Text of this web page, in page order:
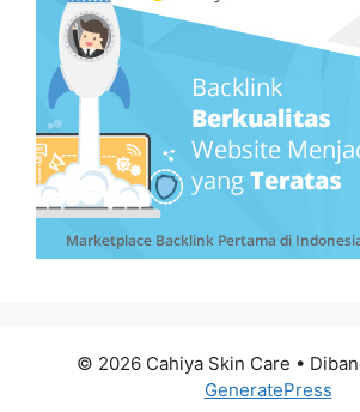
© 2026 Cahiya Skin Care •
GeneratePress